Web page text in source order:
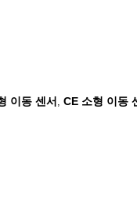
이동 센서 , CE 소형 이동